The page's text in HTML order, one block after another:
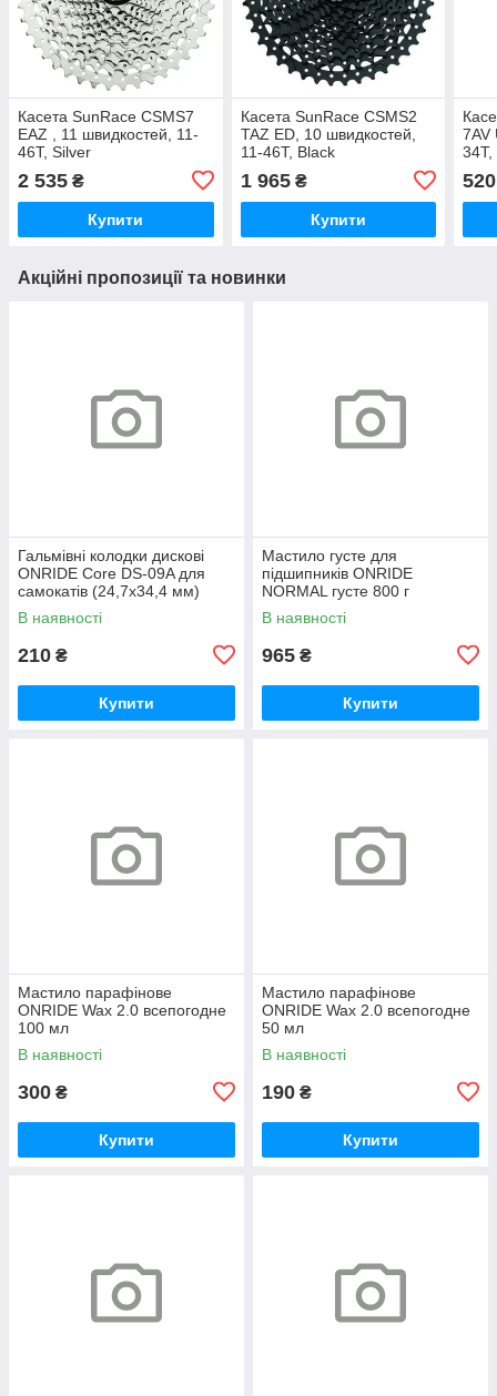
Касета SunRace CSMS7
EAZ , 11 швидкостей, 11-
46Т, Silver
2 535 ₴
Купити
Касета SunRace CSMS2
TAZ ED, 10 швидкостей,
11-46Т, Black
1 965₴
Купити
7AV
34T,
520
Акційні пропозиції та новинки
Гальмівні колодки дискові
ONRIDE Core DS-09A для
самокатів (24,7х34,4 мм)
напівметал
В наявності
210 ₴
Купити
Мастило густе для
підшипників ONRIDE
NORMAL густе 800 г
(металева банка)
В наявності
965 ₴
Купити
Мастило парафінове
ONRIDE Wax 2.0 всепогодне
100 мл
В наявності
300 ₴
Купити
Мастило парафінове
ONRIDE Wax 2.0 всепогодне
50 мл
В наявності
190 ₴
Купити